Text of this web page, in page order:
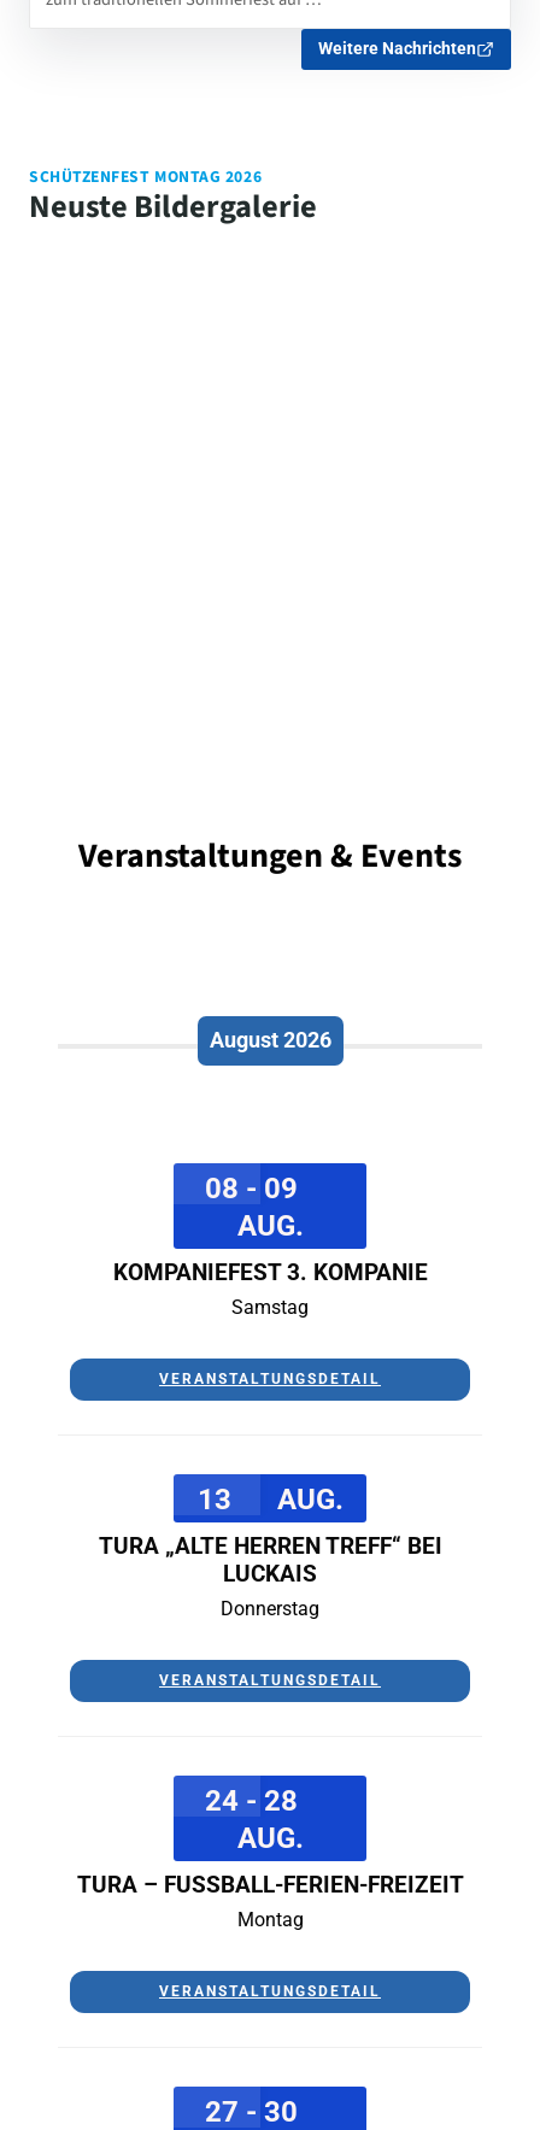
Weitere Nachrichten
SCHÜTZENFEST MONTAG 2026
Neuste Bildergalerie
Veranstaltungen & Events
August 2026
08 - 09
AUG.
KOMPANIEFEST 3. KOMPANIE
Samstag
VERANSTALTUNGSDETAIL
13 AUG.
TURA „ALTE HERREN TREFF“ BEI
LUCKAIS
Donnerstag
VERANSTALTUNGSDETAIL
24 - 28
AUG.
TURA – FUSSBALL-FERIEN-FREIZEIT
Montag
VERANSTALTUNGSDETAIL
27 - 30